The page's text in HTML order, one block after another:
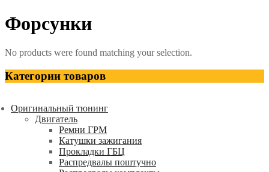
Форсунки
No products were found matching your selection.
Категории товаров
Оригинальный тюнинг
Двигатель
Ремни ГРМ
Катушки зажигания
Прокладки ГБЦ
Распредвалы поштучно